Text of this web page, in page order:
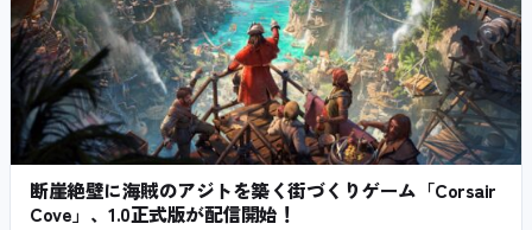
断崖絶壁に海賊のアジトを築く街づくりゲーム「Corsair
Cove」、1.0正式版が配信開始！